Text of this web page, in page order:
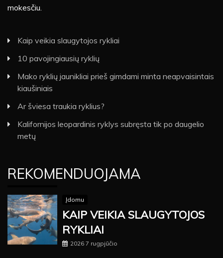
mokesčiu.
Kaip veikia slaugytojos rykliai
10 pavojingiausių ryklių
Mako ryklių jaunikliai prieš gimdami minta neapvaisintais
kiaušiniais
Ar šviesa traukia ryklius?
Kalifornijos leopardinis ryklys subręsta tik po daugelio
metų
REKOMENDUOJAMA
Įdomu
KAIP VEIKIA SLAUGYTOJOS
RYKLIAI
2026 7 rugpjūčio